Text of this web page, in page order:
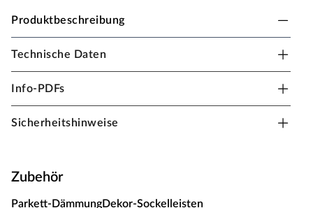
Produktbeschreibung
Timefloor Designboden Moderna Eco Smart
Feuchträume
verwendet, die auch lichtecht und druckbeständig sind.
Technische Daten
Info-PDFs
Sicherheitshinweise
Zubehör
Parkett-DämmungDekor-Sockelleisten